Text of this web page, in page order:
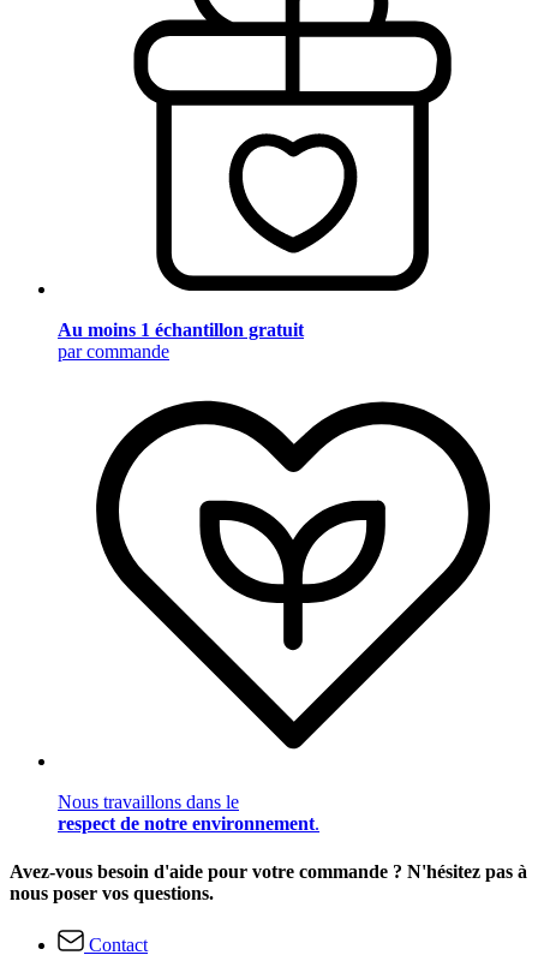
Au moins 1 échantillon gratuit
par commande
Nous travaillons dans le
respect de notre environnement.
Avez-vous besoin d'aide pour votre commande ? N'hésitez pas à
nous poser vos questions.
Contact